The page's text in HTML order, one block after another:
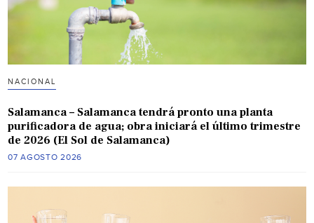
NACIONAL
Salamanca – Salamanca tendrá pronto una planta
purificadora de agua; obra iniciará el último trimestre
de 2026 (El Sol de Salamanca)
07 AGOSTO 2026